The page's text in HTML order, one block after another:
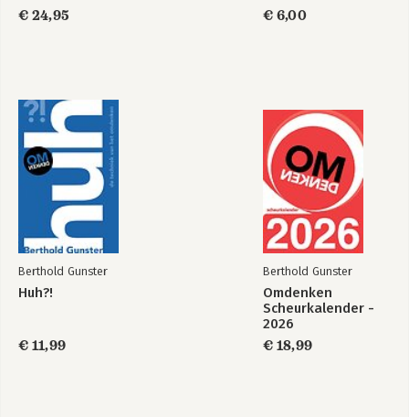
Omdenken
Bekijk alle boeken
Dankwoord
€ 24,95
€ 6,00
Berthold Gunster
Huh?!
€ 11,99
Berthold Gunster
Omdenken
Scheurkalender -
2026
€ 18,99